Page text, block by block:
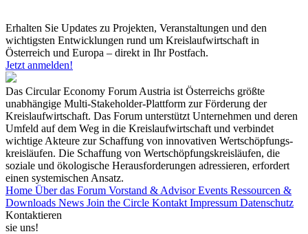
Erhalten Sie Updates zu Projekten, Veranstaltungen und den
wichtigsten Entwicklungen rund um Kreislaufwirtschaft in
Österreich und Europa – direkt in Ihr Postfach.
Jetzt anmelden!
Das Circular Economy Forum Austria ist Österreichs größte
unabhängige Multi-Stakeholder-Plattform zur Förderung der
Kreislaufwirtschaft. Das Forum unterstützt Unternehmen und deren
Umfeld auf dem Weg in die Kreislaufwirtschaft und verbindet
wichtige Akteure zur Schaffung von innovativen Wertschöpfungs-
kreisläufen. Die Schaffung von Wertschöpfungskreisläufen, die
soziale und ökologische Herausforderungen adressieren, erfordert
einen systemischen Ansatz.
Home Über das Forum Vorstand & AdvisorEvents Ressourcen &
Downloads News Join the Circle Kontakt Impressum Datenschutz
Kontaktieren
sie uns!